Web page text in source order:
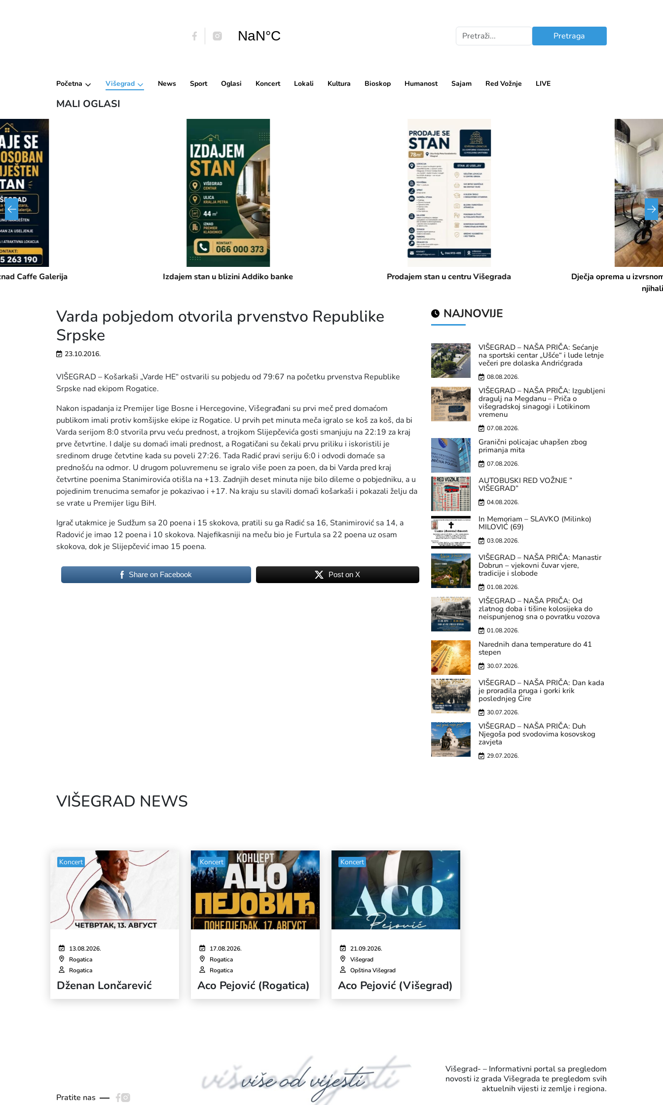
Pretraga
Početna Višegrad News Sport Oglasi Koncert Lokali Kultura Bioskop Humanost Sajam Red Vožnje LIVE
MALI OGLASI
Izdajem stan u blizini Addiko banke Prodajem stan u centru Višegrada
Dječja oprema u izvrsnom stanju (Kolica 3u1, komoda,
Varda pobjedom otvorila prvenstvo Republike
Srpske
23.10.2016.
VIŠEGRAD – Košarkaši „Varde HE“ ostvarili su pobjedu od 79:67 na početku prvenstva Republike
Srpske nad ekipom Rogatice.
Nakon ispadanja iz Premijer lige Bosne i Hercegovine, Višegrađani su prvi meč pred domaćom
publikom imali protiv komšijske ekipe iz Rogatice. U prvih pet minuta meča igralo se koš za koš, da bi
Varda serijom 8:0 stvorila prvu veću prednost, a trojkom Slijepčevića gosti smanjuju na 22:19 za kraj
prve četvrtine. I dalje su domaći imali prednost, a Rogatičani su čekali prvu priliku i iskoristili je
sredinom druge četvtine kada su poveli 27:26. Tada Radić pravi seriju 6:0 i odvodi domaće sa
prednošću na odmor. U drugom poluvremenu se igralo više poen za poen, da bi Varda pred kraj
četvrtine poenima Stanimirovića otišla na +13. Zadnjih deset minuta nije bilo dileme o pobjedniku, a u
pojedinim trenucima semafor je pokazivao i +17. Na kraju su slavili domaći košarkaši i pokazali želju da
se vrate u Premijer ligu BiH.
Igrač utakmice je Sudžum sa 20 poena i 15 skokova, pratili su ga Radić sa 16, Stanimirović sa 14, a
Radović je imao 12 poena i 10 skokova. Najefikasniji na meču bio je Furtula sa 22 poena uz osam
skokova, dok je Slijepčević imao 15 poena.
Share on Facebook Post on X
NAJNOVIJE
VIŠEGRAD – NAŠA PRIČA: Sećanje
na sportski centar „Ušće“ i lude letnje
večeri pre dolaska Andrićgrada
08.08.2026.
VIŠEGRAD – NAŠA PRIČA: Izgubljeni
dragulj na Megdanu – Priča o
višegradskoj sinagogi i Lotikinom
vremenu
07.08.2026.
Granični policajac uhapšen zbog
primanja mita
07.08.2026.
AUTOBUSKI RED VOŽNJE ”
VIŠEGRAD”
04.08.2026.
In Memoriam – SLAVKO (Milinko)
MILOVIĆ (69)
03.08.2026.
VIŠEGRAD – NAŠA PRIČA: Manastir
Dobrun – vjekovni čuvar vjere,
tradicije i slobode
01.08.2026.
VIŠEGRAD – NAŠA PRIČA: Od
zlatnog doba i tišine kolosijeka do
neispunjenog sna o povratku vozova
01.08.2026.
Narednih dana temperature do 41
stepen
30.07.2026.
VIŠEGRAD – NAŠA PRIČA: Dan kada
je proradila pruga i gorki krik
poslednjeg Ćire
30.07.2026.
VIŠEGRAD – NAŠA PRIČA: Duh
Njegoša pod svodovima kosovskog
zavjeta
29.07.2026.
VIŠEGRAD NEWS
Koncert
13.08.2026.
Rogatica
Rogatica
Dženan Lončarević
Koncert
17.08.2026.
Rogatica
Rogatica
Aco Pejović (Rogatica)
Koncert
21.09.2026.
Višegrad
Opština Višegrad
Aco Pejović (Višegrad)
Pratite nas
Višegrad- – Informativni portal sa pregledom
novosti iz grada Višegrada te pregledom svih
aktuelnih vijesti iz zemlje i regiona.